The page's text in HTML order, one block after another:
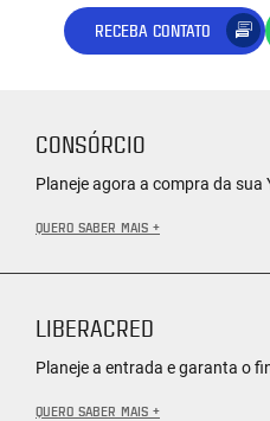
RECEBA CONTATO
CONSÓRCIO
Planeje agora a compra da sua
QUERO SABER MAIS +
LIBERACRED
Planeje a entrada e garanta o
QUERO SABER MAIS +